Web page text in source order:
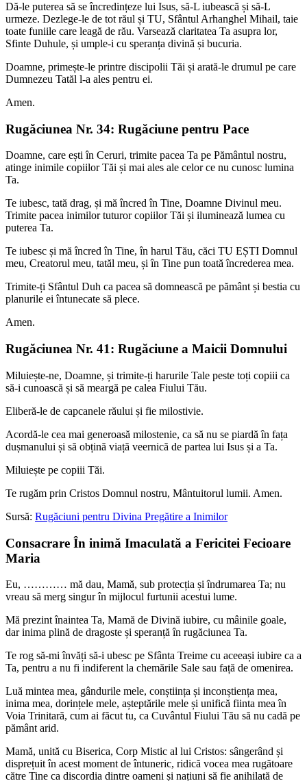
Dă-le puterea să se încredințeze lui Isus, să-L iubească și să-L
urmeze. Dezlege-le de tot răul și TU, Sfântul Arhanghel Mihail, taie
toate funiile care leagă de rău. Varsează claritatea Ta asupra lor,
Sfinte Duhule, și umple-i cu speranța divină și bucuria.
Doamne, primește-le printre discipolii Tăi și arată-le drumul pe care
Dumnezeu Tatăl l-a ales pentru ei.
Amen.
Rugăciunea Nr. 34: Rugăciune pentru Pace
Doamne, care ești în Ceruri, trimite pacea Ta pe Pământul nostru,
atinge inimile copiilor Tăi și mai ales ale celor ce nu cunosc lumina
Ta.
Te iubesc, tată drag, și mă încred în Tine, Doamne Divinul meu.
Trimite pacea inimilor tuturor copiilor Tăi și iluminează lumea cu
puterea Ta.
Te iubesc și mă încred în Tine, în harul Tău, căci TU EȘTI Domnul
meu, Creatorul meu, tatăl meu, și în Tine pun toată încrederea mea.
Trimite-ți Sfântul Duh ca pacea să domnească pe pământ și bestia cu
planurile ei întunecate să plece.
Amen.
Rugăciunea Nr. 41: Rugăciune a Maicii Domnului
Miluiește-ne, Doamne, și trimite-ți harurile Tale peste toți copiii ca
să-i cunoască și să meargă pe calea Fiului Tău.
Eliberă-le de capcanele răului și fie milostivie.
Acordă-le cea mai generoasă milostenie, ca să nu se piardă în fața
dușmanului și să obțină viață veernică de partea lui Isus și a Ta.
Miluiește pe copiii Tăi.
Te rugăm prin Cristos Domnul nostru, Mântuitorul lumii. Amen.
Sursă: Rugăciuni pentru Divina Pregătire a Inimilor
Consacrare În inimă Imaculată a Fericitei Fecioare
Maria
Eu, ………… mă dau, Mamă, sub protecția și îndrumarea Ta; nu
vreau să merg singur în mijlocul furtunii acestui lume.
Mă prezint înaintea Ta, Mamă de Divină iubire, cu mâinile goale,
dar inima plină de dragoste și speranță în rugăciunea Ta.
Te rog să-mi învăți să-i ubesc pe Sfânta Treime cu aceeași iubire ca a
Ta, pentru a nu fi indiferent la chemările Sale sau față de omenirea.
Luă mintea mea, gândurile mele, conștiința și inconștiența mea,
inima mea, dorințele mele, așteptările mele și unifică fiinta mea în
Voia Trinitară, cum ai făcut tu, ca Cuvântul Fiului Tău să nu cadă pe
pământ arid.
Mamă, unită cu Biserica, Corp Mistic al lui Cristos: sângerând și
disprețuit în acest moment de întuneric, ridică vocea mea rugătoare
către Tine ca discordia dintre oameni și națiuni să fie anihilată de